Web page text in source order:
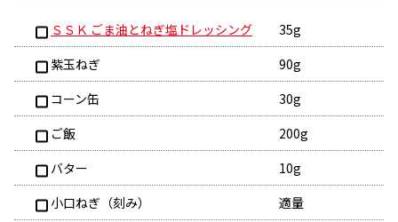
ＳＳＫ ごま油とねぎ塩ドレッシング
35g
紫玉ねぎ
90g
コーン缶
30g
ご飯
200g
バター
10g
小口ねぎ（刻み）
適量